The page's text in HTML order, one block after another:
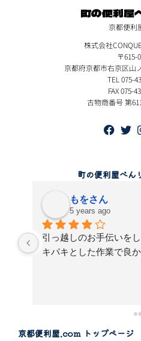
町の便利屋
京都便利
株式会社
〒615-
京都府京都市右京区山
TEL 075-
FAX 075-
古物商番号 第
町の便利屋べん
もをさん
5 years ago
引っ越しのお手伝いを
キパキとした作業で良か
京都便利屋.com トップページ